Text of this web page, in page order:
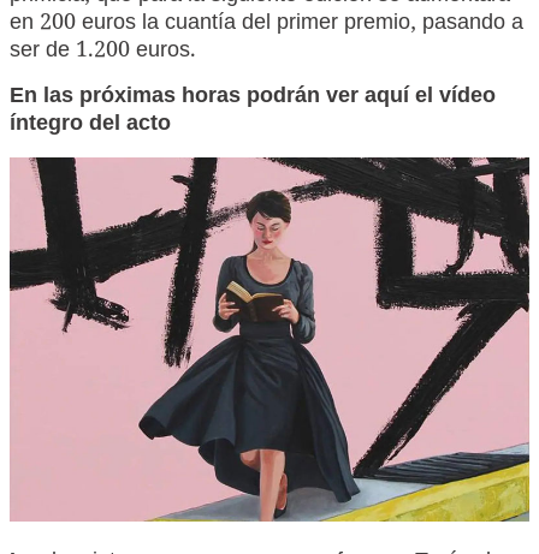
en 200 euros la cuantía del primer premio, pasando a
ser de 1.200 euros.
En las próximas horas podrán ver aquí el vídeo
íntegro del acto